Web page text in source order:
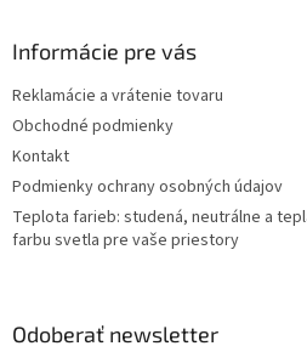
Informácie pre vás
Reklamácie a vrátenie tovaru
Obchodné podmienky
Kontakt
Podmienky ochrany osobných údajov
Teplota farieb: studená, neutrálne a
farbu svetla pre vaše priestory
Odoberať newsletter